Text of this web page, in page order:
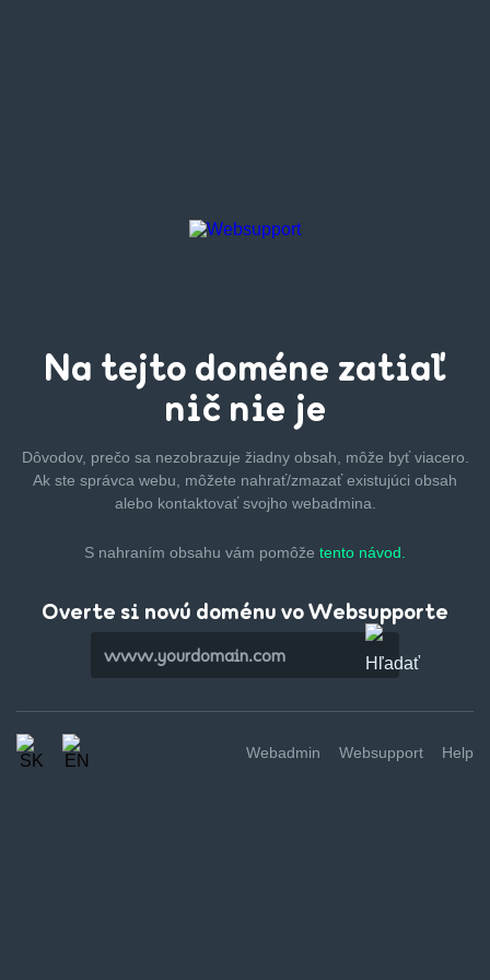
Na tejto doméne zatiaľ
nič nie je
Dôvodov, prečo sa nezobrazuje žiadny obsah, môže byťviacero.
Ak ste správca webu, môžete nahrať/zmazaťexistujúci obsah
alebo kontaktovať svojho webadmina.
S nahraním obsahu vám pomôže tento návod.
Overte si novú doménu vo Websupporte
Webadmin Websupport Help